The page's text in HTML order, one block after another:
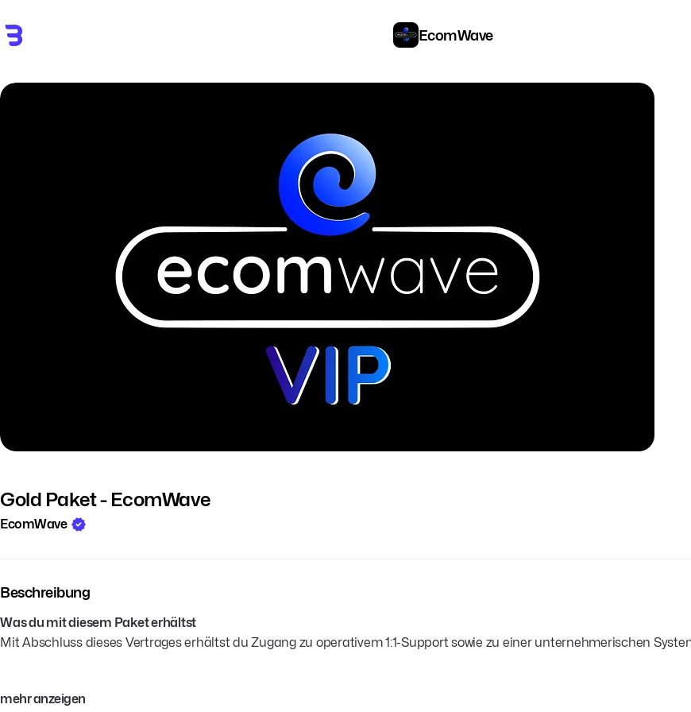
EcomWave
Gold Paket - EcomWave
EcomWave
Beschreibung
Was du mit diesem Paket erhältst
Mit Abschluss dieses Vertrages erhältst du Zugang zu operativem 1:1-Support sowie zu einer unternehmerischen
34 individuelle 1:1-Abstimmungsgespräche mit einem persönlichen Ansprechpartner
mehr anzeigen